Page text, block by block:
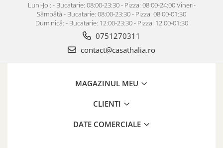
Luni-Joi: - Bucatarie: 08:00-23:30 - Pizza: 08:00-24:00 Vineri-
Sâmbătă - Bucatarie: 08:00-23:30 - Pizza: 08:00-01:30
Duminică: - Bucatarie: 12:00-23:30 - Pizza: 12:00-01:30
0751270311
contact@casathalia.ro
MAGAZINUL MEU
CLIENTI
DATE COMERCIALE